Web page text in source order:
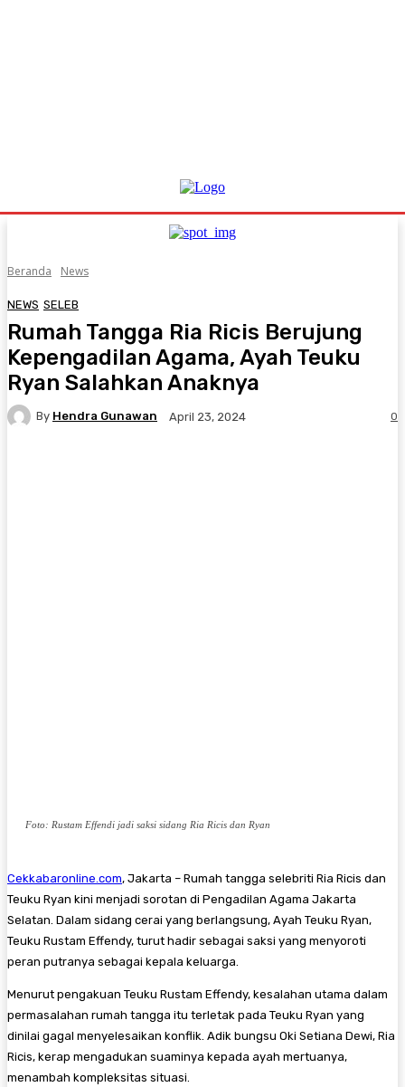
Beranda News
NEWS SELEB
Rumah Tangga Ria Ricis Berujung
Kepengadilan Agama, Ayah Teuku
Ryan Salahkan Anaknya
By Hendra Gunawan April 23, 2024 0
Foto: Rustam Effendi jadi saksi sidang Ria Ricis dan Ryan
Cekkabaronline.com, Jakarta – Rumah tangga selebriti Ria Ricis dan
Teuku Ryan kini menjadi sorotan di Pengadilan Agama Jakarta
Selatan. Dalam sidang cerai yang berlangsung, Ayah Teuku Ryan,
Teuku Rustam Effendy, turut hadir sebagai saksi yang menyoroti
peran putranya sebagai kepala keluarga.
Menurut pengakuan Teuku Rustam Effendy, kesalahan utama dalam
permasalahan rumah tangga itu terletak pada Teuku Ryan yang
dinilai gagal menyelesaikan konflik. Adik bungsu Oki Setiana Dewi, Ria
Ricis, kerap mengadukan suaminya kepada ayah mertuanya,
menambah kompleksitas situasi.